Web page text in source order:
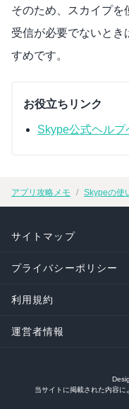
そのため、スカイプ
受信が必要でないとき
すめです。
お役立ちリンク
Skype公式ヘルプ
アプリ攻略メモ Skypeの使
サイトマップ
プライバシーポリシー
利用規約
運営者情報
当サイトに掲載された内容に